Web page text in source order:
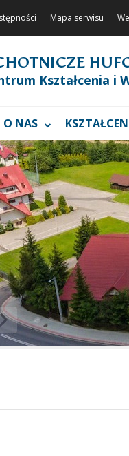
Mapa serwisu
Kształcenia i
O NAS
ElementElement